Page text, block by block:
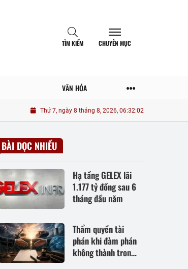
TÌM KIẾM CHUYÊN MỤC
VĂN HÓA
20 điều tưởng tiết kiệm nhưng lại tốn đống tiền
Thứ 7, ngày 8 tháng 8, 2026, 06:32:02
BÀI ĐỌC NHIỀU
Hạ tầng GELEX lãi
1.177 tỷ đồng sau 6
tháng đầu năm
Thẩm quyền tài
phán khi đàm phán
không thành trong